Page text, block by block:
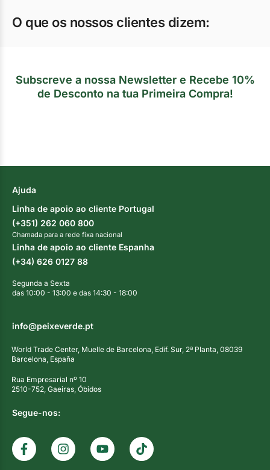
O que os nossos clientes dizem:
Subscreve a nossa Newsletter e Recebe 10%
de Desconto na tua Primeira Compra!
Ajuda
Linha de apoio ao cliente Portugal
(+351) 262 060 800
Chamada para a rede fixa nacional
Linha de apoio ao cliente Espanha
(+34) 626 0127 88
Segunda a Sexta
das 10:00 - 13:00 e das 14:30 - 18:00
info@peixeverde.pt
World Trade Center, Muelle de Barcelona, Edif. Sur, 2ª Planta, 08039
Barcelona, España
Rua Empresarial nº 10
2510-752, Gaeiras, Óbidos
Segue-nos: